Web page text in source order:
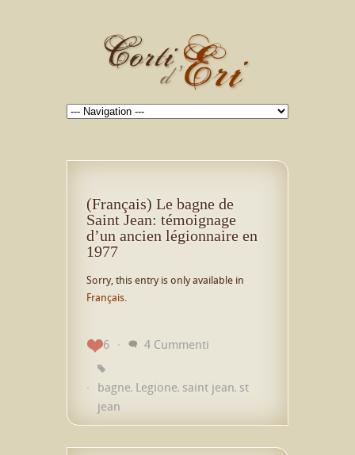
(Français) Le bagne de
Saint Jean: témoignage
d’un ancien légionnaire en
1977
Sorry, this entry is only available in
Français
6 4 Cummenti
bagne, Legione, saint jean, st
jean